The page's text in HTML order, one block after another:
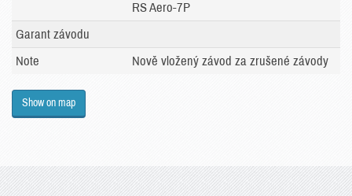
RS Aero-7P
Garant závodu
Note
Nově vložený závod za zrušené závody
Show on map